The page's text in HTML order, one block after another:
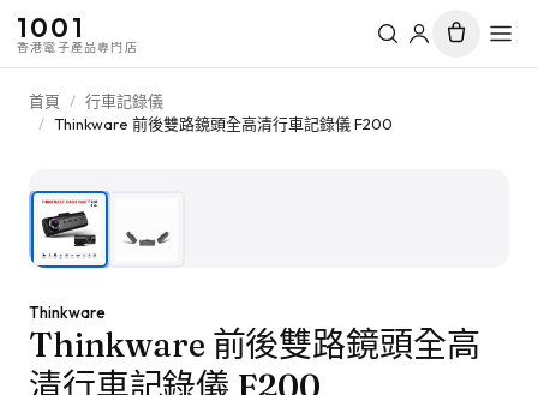
1001
香港電子產品專門店
首頁 / 行車記錄儀
/ Thinkware 前後雙路鏡頭全高清行車記錄儀 F200
Thinkware
Thinkware 前後雙路鏡頭全高
清行車記錄儀 F200